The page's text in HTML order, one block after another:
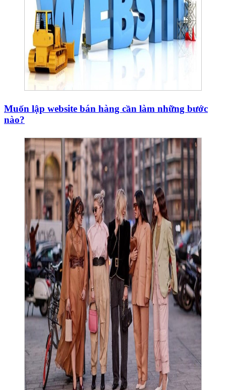
Muốn lập website bán hàng cần làm những bước
nào?